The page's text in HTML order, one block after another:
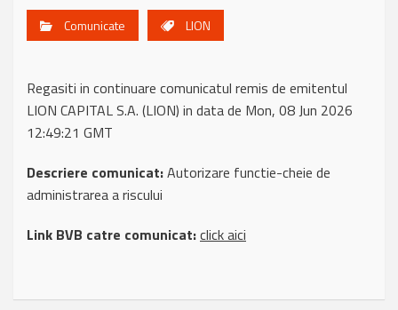
Comunicate LION
Regasiti in continuare comunicatul remis de emitentul
LION CAPITAL S.A. (LION) in data de Mon, 08 Jun 2026
12:49:21 GMT
Descriere comunicat:Autorizare functie-cheie de
administrarea a riscului
Link BVB catre comunicat:click aici